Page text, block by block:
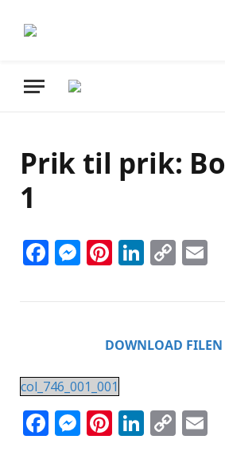
Prik til prik:
1
Facebook
Messenger
Pinterest
Copy
DOWNLOAD FILEN
col_746_001_001
Facebook
Messenger
Pinterest
Copy